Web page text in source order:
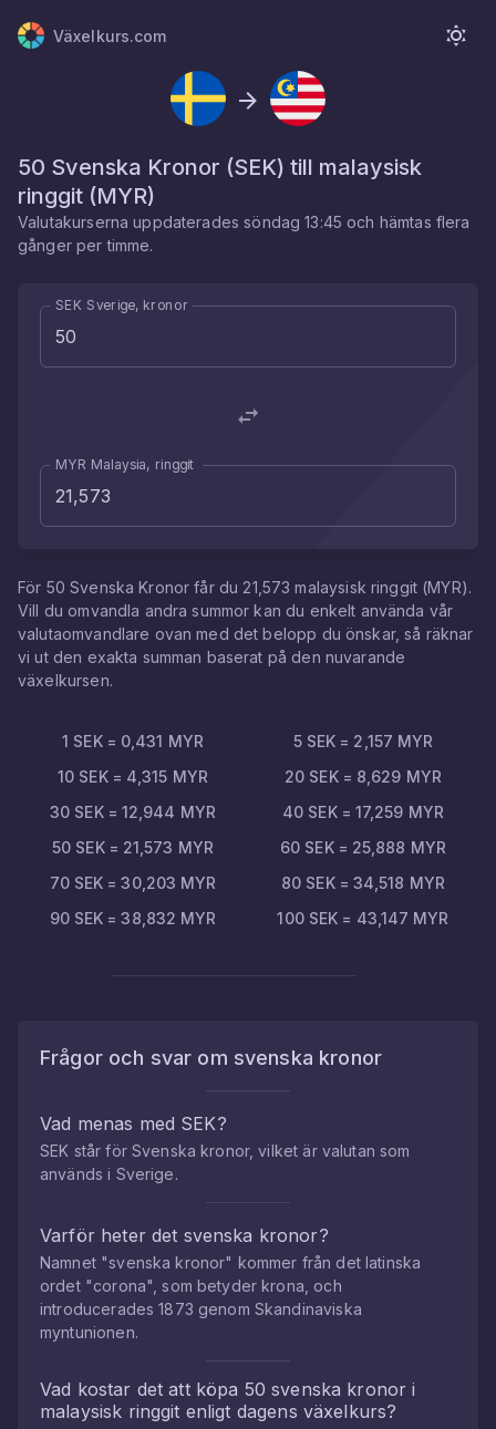
Växelkurs.com
50 Svenska Kronor (SEK) till malaysisk
ringgit (MYR)
Valutakurserna uppdateradessöndag 13:45 och hämtas flera
gånger per timme.
SEK Sverige, kronor
MYR Malaysia, ringgit
För 50 Svenska Kronor får du 21,573 malaysisk ringgit (MYR).
Vill du omvandla andra summor kan du enkelt använda vår
valutaomvandlare ovan med det belopp du önskar, så räknar
vi ut den exakta summan baserat på den nuvarande
växelkursen.
1 SEK= 0,431 MYR 5 SEK = 2,157 MYR
10 SEK= 4,315 MYR 20 SEK= 8,629 MYR
30 SEK= 12,944 MYR 40 SEK= 17,259 MYR
50 SEK= 21,573 MYR 60 SEK= 25,888 MYR
70 SEK =30,203 MYR 80 SEK= 34,518 MYR
90 SEK =38,832 MYR 100 SEK = 43,147 MYR
Frågor och svar om svenska kronor
Vad menas med SEK?
SEK står för Svenska kronor, vilket är valutan som
används i Sverige.
Varför heter det svenska kronor?
Namnet "svenska kronor" kommer från det latinska
ordet "corona", som betyder krona, och
introducerades 1873 genom Skandinaviska
myntunionen.
Vad kostar det att köpa 50svenska kronor i
malaysisk ringgit enligt dagens växelkurs?